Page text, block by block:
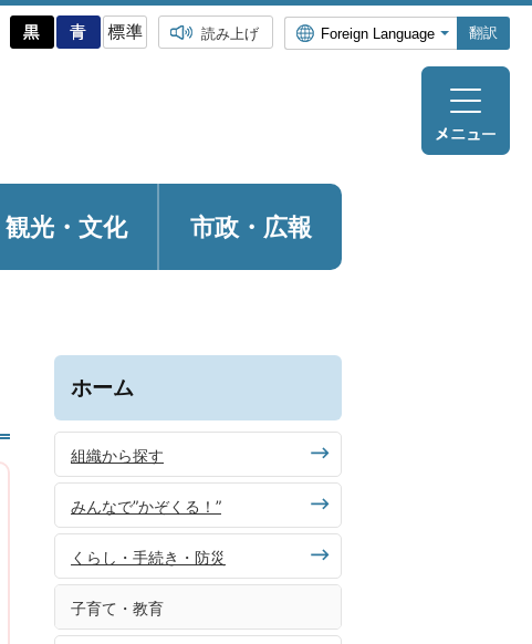
読み上げ 翻訳
観光・ 文化 市政・広報
ホーム
組織から探す
みんなで”かぞくる！”
くらし・手続き・防災
子育て・教育